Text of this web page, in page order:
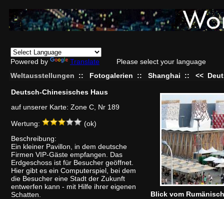
Powered by Translate
Please select your language
Weltausstellungen
:: Fotogalerien :: Shanghai :: <<
Deutsch-Chinesisches Haus
auf unserer Karte: Zone C, Nr 189
Wertung:
(ok)
Beschreibung:
Ein kleiner Pavillon, in dem deutsche
Firmen VIP-Gäste empfangen. Das
Erdgeschoss ist für Besucher geöffnet.
Hier gibt es ein Computerspiel, bei dem
die Besucher eine Stadt der Zukunft
entwerfen kann - mit Hilfe ihrer eigenen
Schatten.
Blick vom